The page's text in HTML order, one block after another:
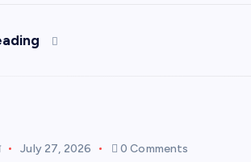
July 27, 2026 0 Comments